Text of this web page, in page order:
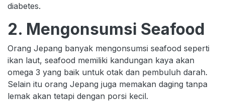
diabetes.
2. Mengonsumsi Seafood
Orang Jepang banyak mengonsumsi seafood seperti
ikan laut, seafood memiliki kandungan kaya akan
omega 3 yang baik untuk otak dan pembuluh darah.
Selain itu orang Jepang juga memakan daging tanpa
lemak akan tetapi dengan porsi kecil.